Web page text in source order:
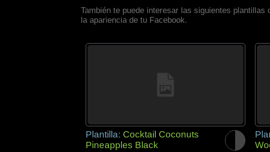
También te puede interesar las siguientes
la apariencia de tu Facebook.
Plantilla: Cocktail Coconuts
Pineapples Black